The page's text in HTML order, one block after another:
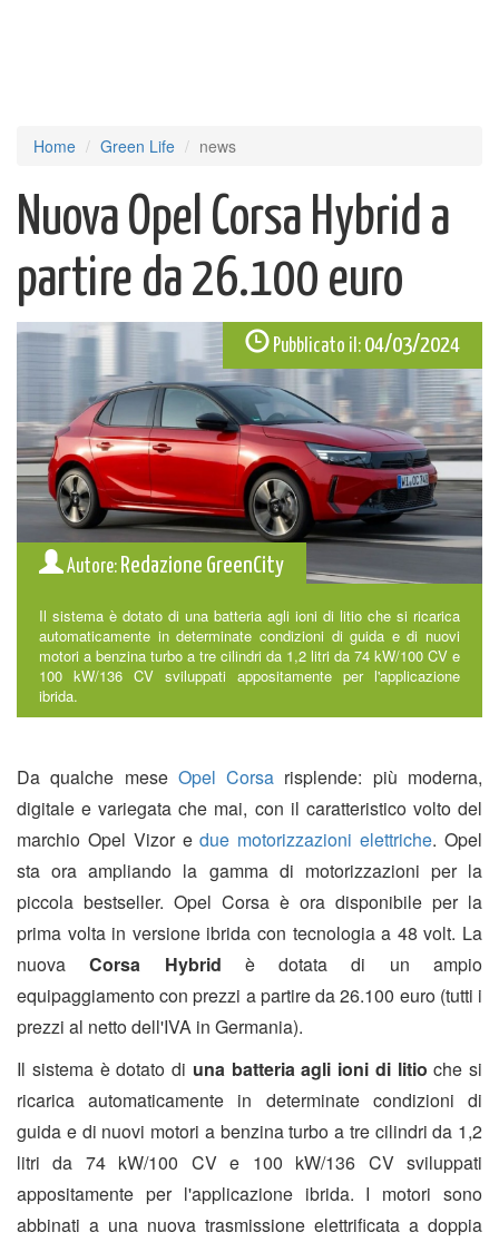
Home Green Life news
Nuova Opel Corsa Hybrid a
partire da 26.100 euro
Pubblicato il: 04/03/2024
Autore: Redazione GreenCity
Il sistema è dotato di una batteria agli ioni di litio che si ricarica
automaticamente in determinate condizioni di guida e di nuovi
motori a benzina turbo a tre cilindri da 1,2 litri da 74 kW/100 CV e
100 kW/136 CV sviluppati appositamente per l'applicazione
ibrida.
Da qualche mese Opel Corsa risplende: più moderna,
digitale e variegata che mai, con il caratteristico volto del
marchio Opel Vizor e due motorizzazioni elettriche. Opel
sta ora ampliando la gamma di motorizzazioni per la
piccola bestseller. Opel Corsa è ora disponibile per la
prima volta in versione ibrida con tecnologia a 48 volt. La
nuovaCorsa Hybrid è dotata di un ampio
equipaggiamento con prezzi a partire da 26.100 euro (tutti i
prezzi al netto dell'IVA in Germania).
Il sistema è dotato di una batteria agli ioni di litio che si
ricarica automaticamente in determinate condizioni di
guida e di nuovi motori a benzina turbo a tre cilindri da 1,2
litri da 74 kW/100 CV e 100 kW/136 CV sviluppati
appositamente per l'applicazione ibrida. I motori sono
abbinati a una nuova trasmissione elettrificata a doppia